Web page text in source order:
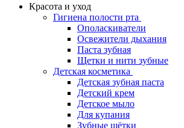
Красота и уход
Гигиена полости рта
Ополаскиватели
Освежители дыхания
Паста зубная
Щетки и нити зубные
Детская косметика
Детская зубная паста
Детский крем
Детское мыло
Для купания
Зубные щётки